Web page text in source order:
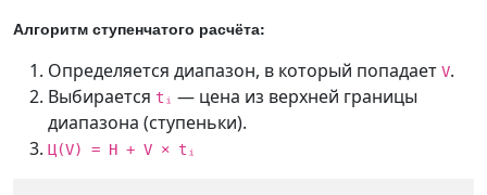
Алгоритм ступенчатого расчёта:
Определяется диапазон, в который попадает V.
Выбирается tᵢ — цена из верхней границы
диапазона (ступеньки).
Ц(V) = Н + V × tᵢ